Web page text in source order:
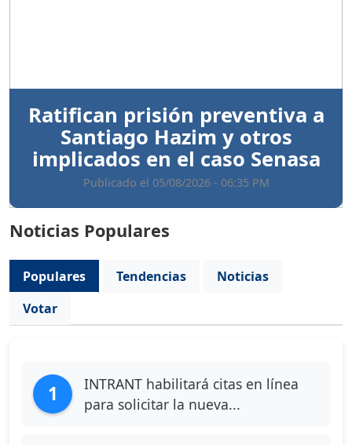
Ratifican prisión preventiva a
Santiago Hazim y otros
implicados en el caso Senasa
Publicado el 05/08/2026 - 06:35 PM
Noticias Populares
Populares Tendencias
Noticias
Votar
1
INTRANT habilitará citas en línea
para solicitar la nueva...